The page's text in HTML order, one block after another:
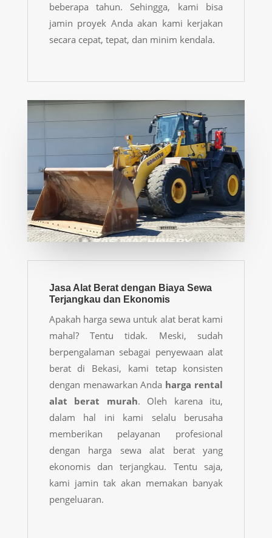
beberapa tahun. Sehingga, kami bisa
jamin proyek Anda akan kami kerjakan
secara cepat, tepat, dan minim kendala.
Jasa Alat Berat dengan Biaya Sewa
Terjangkau dan Ekonomis
Apakah harga sewa untuk alat berat kami
mahal? Tentu tidak. Meski, sudah
berpengalaman sebagai penyewaan alat
berat di Bekasi, kami tetap konsisten
dengan menawarkan Anda harga rental
alat berat
murah. Oleh karena itu,
dalam hal ini kami selalu berusaha
memberikan pelayanan profesional
dengan harga sewa alat berat yang
ekonomis dan terjangkau. Tentu saja,
kami jamin tak akan memakan banyak
pengeluaran.